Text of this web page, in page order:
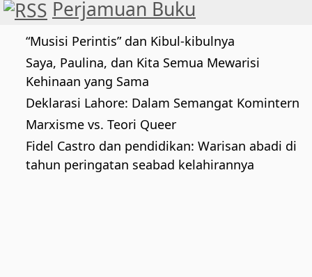
Perjamuan Buku
“Musisi Perintis” dan Kibul-kibulnya
Saya, Paulina, dan Kita Semua Mewarisi
Kehinaan yang Sama
Deklarasi Lahore: Dalam Semangat Komintern
Marxisme vs. Teori Queer
Fidel Castro dan pendidikan: Warisan abadi di
tahun peringatan seabad kelahirannya